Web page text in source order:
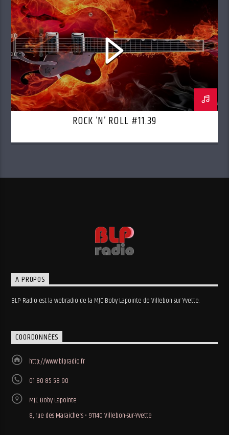
ROCK ‘N’ ROLL #11.39
A PROPOS
BLP Radio est la webradio de la MJC Boby Lapointe de Villebon sur Yvette.
COORDONNÉES
http://www.blpradio.fr
01 80 85 58 90
MJC Boby Lapointe
8, rue des Maraichers • 91140 Villebon-sur-Yvette